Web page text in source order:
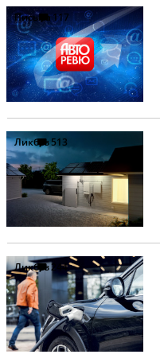
Письма117
Ликбез513
Ликбез244